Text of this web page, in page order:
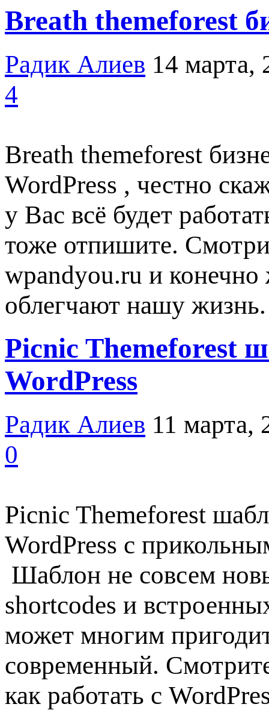
Breath themeforest
Радик Алиев 14 марта,
4
Breath themeforest
WordPress , честно
у Вас всё будет
тоже отпишите.
wpandyou.ru и
облегчают нашу
Picnic Themeforest
WordPress
Радик Алиев 11 марта,
0
Picnic Themeforest
WordPress с
Шаблон не совсем
shortcodes и
может многим
современный.
как работать с